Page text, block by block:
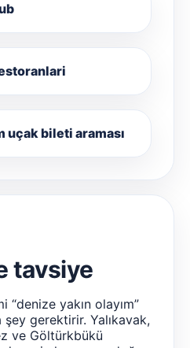
bileti araması
tavsiye
“denize yakın olayım”
gerektirir. Yalıkavak,
ve Göltürkbükü